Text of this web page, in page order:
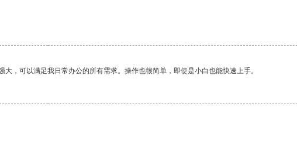
，可以满足我日常办公的所有需求。操作也很简单，即使是小白也能快速上手。